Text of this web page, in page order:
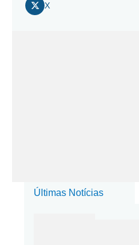
X
Últimas Notícias